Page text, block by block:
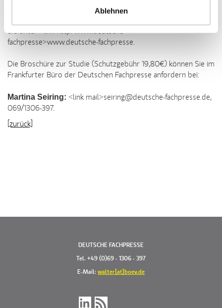
Ablehnen
Sie unter <link http: www.deutsche-
fachpresse>www.deutsche-fachpresse.
Die Broschüre zur Studie (Schutzgebühr 19,80€) können Sie im
Frankfurter Büro der Deutschen Fachpresse anfordern bei:
Martina Seiring: <link mail>seiring@deutsche-fachpresse.de,
069/1306-397.
[zurück]
DEUTSCHE FACHPRESSE
Tel. +49 (0)69 - 1306 - 397
E-Mail: walter[at]boev.de